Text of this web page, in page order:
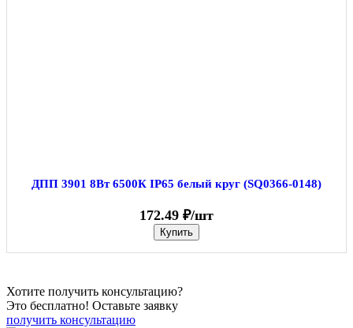
ДПП 3901 8Вт 6500К IP65 белый круг (SQ0366-0148)
172.49 ₽/шт
Купить
Хотите получить консультацию?
Это бесплатно! Оставьте заявку
получить консультацию